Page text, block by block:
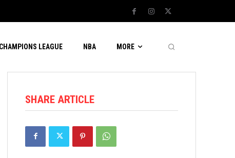
LEAGUE NBA MORE
SHARE ARTICLE